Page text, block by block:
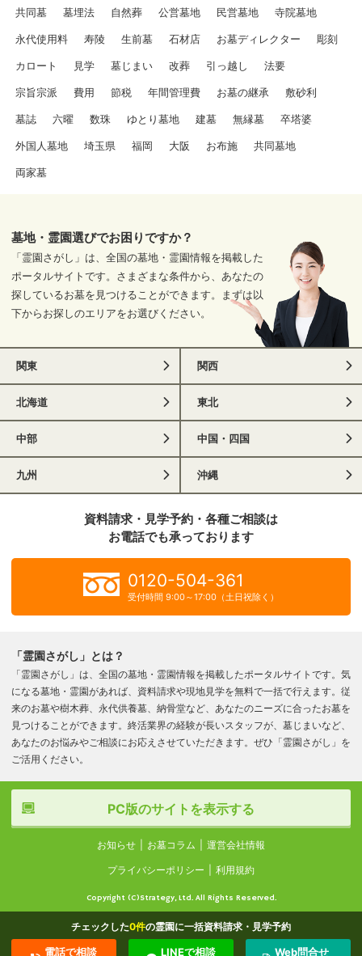
共同墓 墓埋法 自然葬 公営墓地 民営墓地 寺院墓地
永代使用料 寿陵 生前墓 石材店 お墓ディレクター 彫刻
カロート 見学 墓じまい 改葬 引っ越し 法要
宗旨宗派 費用 節税 年間管理費 お墓の継承 敷砂利
墓誌 六曜 数珠 ゆとり墓地 建墓 無縁墓 卒塔婆
外国人墓地 埼玉県 福岡 大阪 お布施 共同墓地
両家墓
墓地・霊園選びでお困りですか？
「霊園さがし」は、全国の墓地・霊園情報を掲載した
ポータルサイトです。さまざまな条件から、あなたの
探しているお墓を見つけることができます。まずは以
下からお探しのエリアをお選びください。
関東 関西
北海道 東北
中部 中国・四国
九州 沖縄
チェックした0件の霊園に一括資料請求・見学予約
電話で相談 LINEで相談 Web問合せ
資料請求・見学予約・各種ご相談は
お電話でも承っております
0120-504-361
受付時間 9:00～17:00（土日祝除く）
「霊園さがし」とは？
「霊園さがし」は、全国の墓地・霊園情報を掲載したポータルサイトです。気
になる墓地・霊園があれば、資料請求や現地見学を無料で一括で行えます。従
来のお墓や樹木葬、永代供養墓、納骨堂など、あなたのニーズに合ったお墓を
見つけることができます。終活業界の経験が長いスタッフが、墓じまいなど、
あなたのお悩みやご相談にお応えさせていただきます。ぜひ「霊園さがし」を
ご活用ください。
PC版のサイトを表示する
お知らせ お墓コラム 運営会社情報
プライバシーポリシー 利用規約
Copyright (C)Strategy, Ltd. All Rights Reserved.